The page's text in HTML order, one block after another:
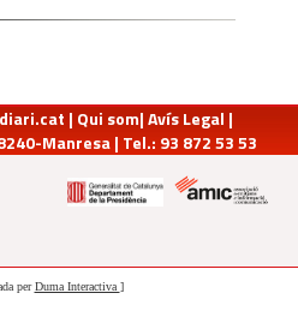
| Qui som|Avís Legal |
Manresa | Tel.: 93 872 53 53
perDuma Interactiva ]